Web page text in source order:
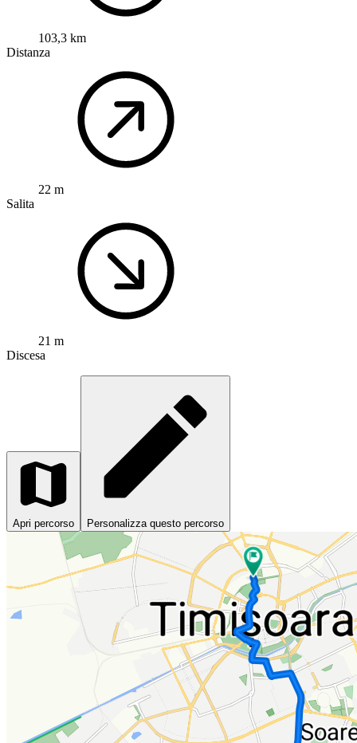
103,3 km
Distanza
22 m
Salita
21 m
Discesa
Apri percorso Personalizza questo percorso